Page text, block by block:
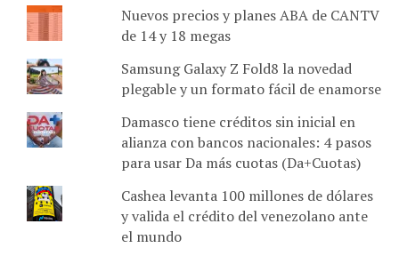
Nuevos precios y planes ABA de CANTV
de 14 y 18 megas
Samsung Galaxy Z Fold8 la novedad
plegable y un formato fácil de enamorse
Damasco tiene créditos sin inicial en
alianza con bancos nacionales: 4 pasos
para usar Da más cuotas (Da+Cuotas)
Cashea levanta 100 millones de dólares
y valida el crédito del venezolano ante
el mundo